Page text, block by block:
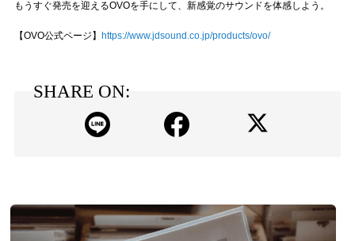
もうすぐ発売を迎えるOVOを手にして、新感覚のサウンドを体感しよう。
【OVO公式ページ】 https://www.jdsound.co.jp/products/ovo/
SHARE ON: